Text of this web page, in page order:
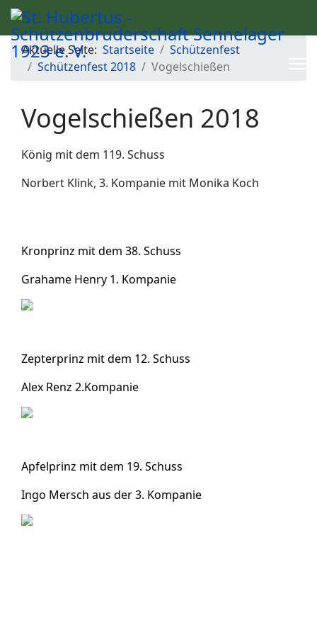
Aktuelle Seite: Startseite
Schützenfest
Schützenfest 2018
Vogelschießen
Vogelschießen 2018
König mit dem 119. Schuss
Norbert Klink, 3. Kompanie mit Monika Koch
Kronprinz mit dem 38. Schuss
Grahame Henry 1. Kompanie
Zepterprinz mit dem 12. Schuss
Alex Renz 2.Kompanie
Apfelprinz mit dem 19. Schuss
Ingo Mersch aus der 3. Kompanie